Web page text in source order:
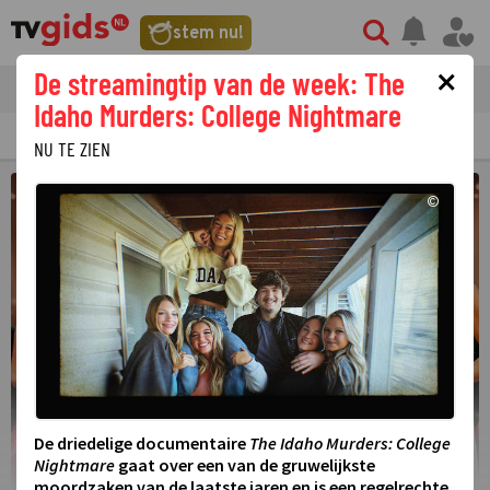
stem nu!
tvgids streaming nieuws
PRIMETIME GEMIST
×
De streamingtip van de week: The
Idaho Murders: College Nightmare
NU TE ZIEN
©
De driedelige documentaire The Idaho Murders: College
Nightmare gaat over een van de gruwelijkste